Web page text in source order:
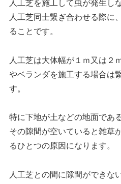
人工芝を施工して虫が発生し
人工芝同士繋ぎ合わせる際に
ることです。
人工芝は大体幅が１ｍ又は２
やベランダを施工する場合は
す。
特に下地が土などの地面であ
その隙間が空いていると雑草
るひとつの原因になります。
人工芝との間に隙間ができな